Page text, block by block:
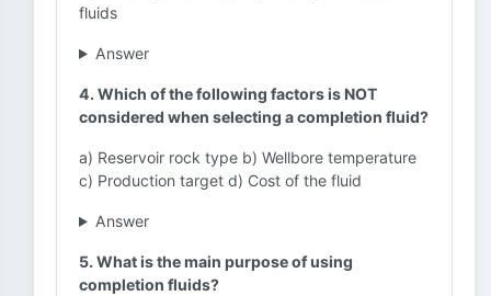
fluids
Answer
4. Which of the following factors is NOT
considered when selecting a completion fluid?
a) Reservoir rock type b) Wellbore temperature
c) Production target d) Cost of the fluid
Answer
5. What is the main purpose of using
completion fluids?